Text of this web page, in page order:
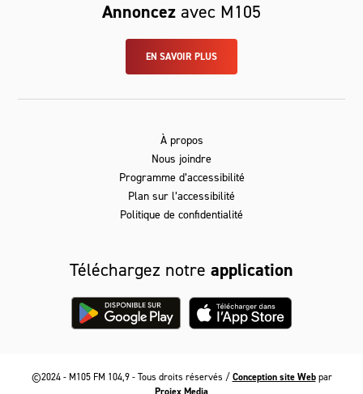
Annoncez avec M105
EN SAVOIR PLUS
À propos
Nous joindre
Programme d’accessibilité
Plan sur l’accessibilité
Politique de confidentialité
Téléchargez notre application
©2024 - M105 FM 104,9 - Tous droits réservés /Conception site Webpar